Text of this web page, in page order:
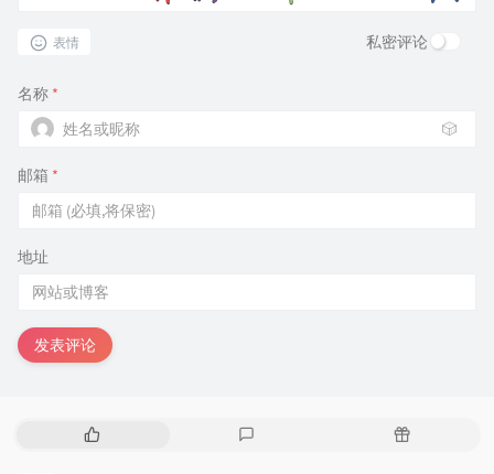
表情 私密评论
名称 *
🎲
邮箱 *
地址
发表评论
热
随